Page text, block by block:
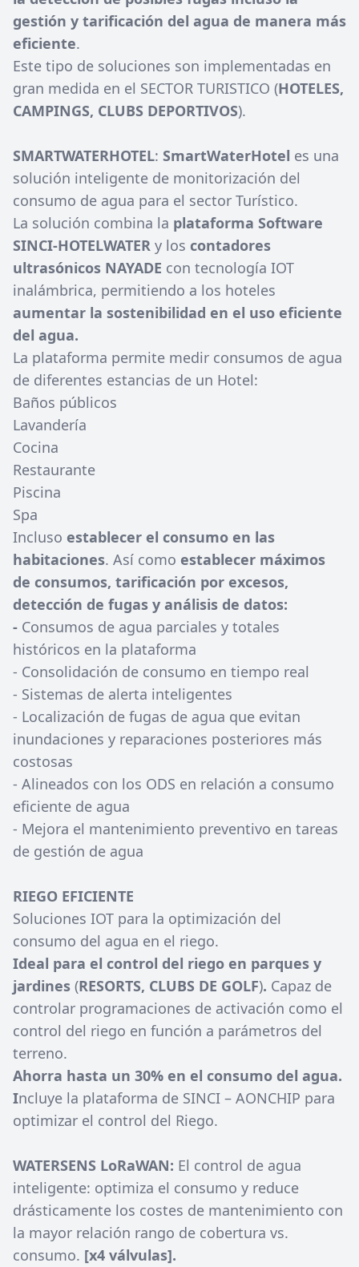
gestión y tarificación del agua de manera más
eficiente.
Este tipo de soluciones son implementadas en
gran medida en el SECTOR TURISTICO (HOTELES,
CAMPINGS, CLUBS DEPORTIVOS).
SMARTWATERHOTEL: SmartWaterHotel es una
solución inteligente de monitorización del
consumo de agua para el sector Turístico.
La solución combina la plataforma Software
SINCI-HOTELWATER y los contadores
ultrasónicos NAYADE con tecnología IOT
inalámbrica, permitiendo a los hoteles
aumentar la sostenibilidad en el uso eficiente
del agua.
La plataforma permite medir consumos de agua
de diferentes estancias de un Hotel:
Baños públicos
Lavandería
Cocina
Restaurante
Piscina
Spa
Incluso establecer el consumo en las
habitaciones. Así como establecer máximos
de consumos, tarificación por excesos,
detección de fugas y análisis de datos:
- Consumos de agua parciales y totales
históricos en la plataforma
- Consolidación de consumo en tiempo real
- Sistemas de alerta inteligentes
- Localización de fugas de agua que evitan
inundaciones y reparaciones posteriores más
costosas
- Alineados con los ODS en relación a consumo
eficiente de agua
- Mejora el mantenimiento preventivo en tareas
de gestión de agua
RIEGO EFICIENTE
Soluciones IOT para la optimización del
consumo del agua en el riego.
Ideal para el control del riego en parques y
jardines (RESORTS, CLUBS DE GOLF). Capaz de
controlar programaciones de activación como el
control del riego en función a parámetros del
terreno.
Ahorra hasta un 30% en el consumo del agua.
Incluye la plataforma de SINCI – AONCHIP para
optimizar el control del Riego.
WATERSENS LoRaWAN: El control de agua
inteligente: optimiza el consumo y reduce
drásticamente los costes de mantenimiento con
la mayor relación rango de cobertura vs.
consumo. [x4 válvulas].